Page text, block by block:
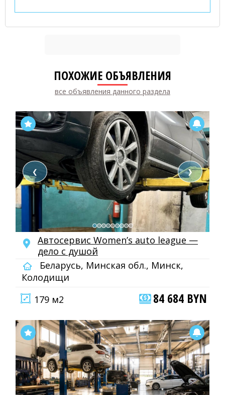
ПОХОЖИЕ ОБЪЯВЛЕНИЯ
все объявления данного раздела
❮ ❯
Автосервис Women’s auto league —
дело с душой
Беларусь, Минская обл., Минск,
Колодищи
179 м2
84 684 BYN